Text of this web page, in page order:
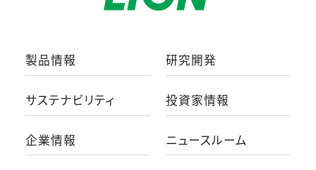
製品情報 研究開発
サステナビリティ 投資家情報
企業情報 ニュースルーム